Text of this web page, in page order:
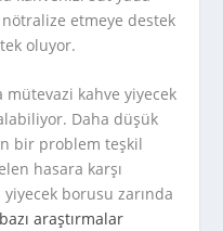
etmeye destek
oluyor.
mütevazi kahve yiyecek
Daha düşük
bir problem teşkil
hasara karşı
borusu zarında
bazı araştırmalar